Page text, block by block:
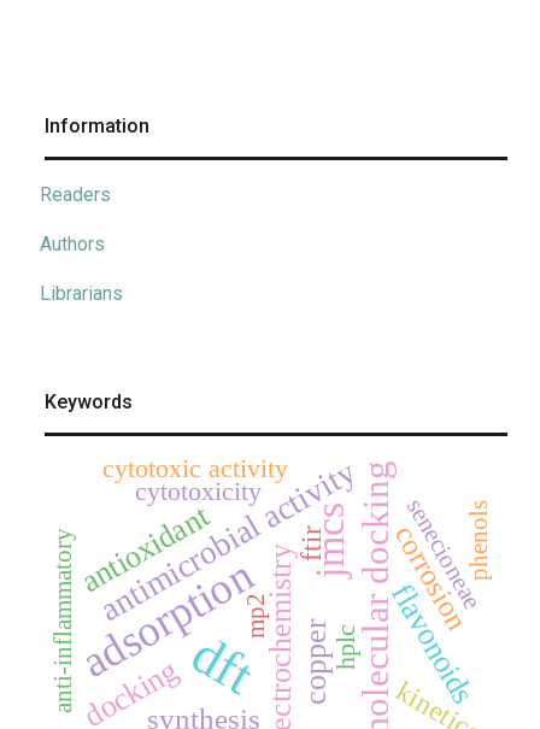
Information
Readers
Authors
Librarians
Keywords
dft
adsorption
jmcsmolecular docking
antimicrobial activity
copper
antioxidant electrochemistry flavonoids
docking
corrosion
synthesis kinetics
ftir
cytotoxicity
hplc
cytotoxic activity
senecioneae
anti-inflammatory mp2
phenols